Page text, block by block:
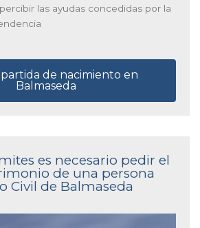
las ayudas concedidas por la
de nacimiento en
Balmaseda
es necesario pedir el
de una persona
Civil de Balmaseda